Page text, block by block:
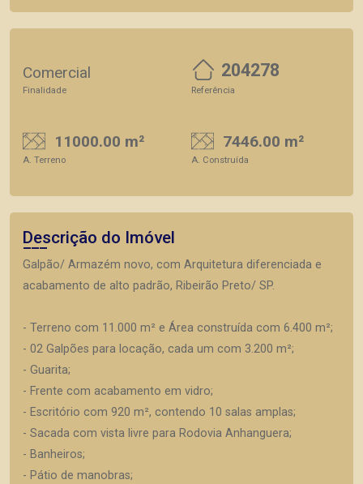
Comercial
Finalidade
204278
Referência
11000.00 m²
A. Terreno
7446.00 m²
A. Construída
Descrição do Imóvel
Galpão/ Armazém novo, com Arquitetura diferenciada e
acabamento de alto padrão, Ribeirão Preto/ SP.
- Terreno com 11.000 m² e Área construída com 6.400 m²;
- 02 Galpões para locação, cada um com 3.200 m²;
- Guarita;
- Frente com acabamento em vidro;
- Escritório com 920 m², contendo 10 salas amplas;
- Sacada com vista livre para Rodovia Anhanguera;
- Banheiros;
- Pátio de manobras;